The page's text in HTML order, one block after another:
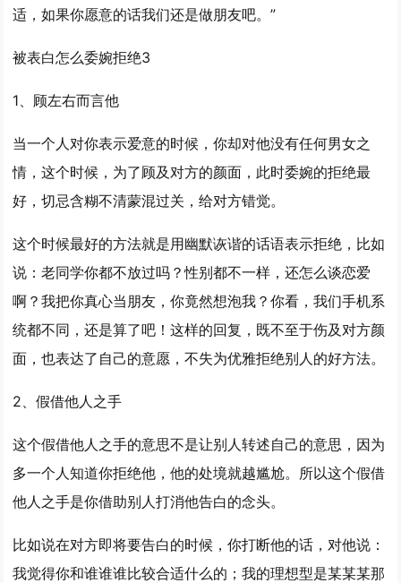
适，如果你愿意的话我们还是做朋友吧。”
被表白怎么委婉拒绝3
1、顾左右而言他
当一个人对你表示爱意的时候，你却对他没有任何男女之
情，这个时候，为了顾及对方的颜面，此时委婉的拒绝最
好，切忌含糊不清蒙混过关，给对方错觉。
这个时候最好的方法就是用幽默诙谐的话语表示拒绝，比如
说：老同学你都不放过吗？性别都不一样，还怎么谈恋爱
啊？我把你真心当朋友，你竟然想泡我？你看，我们手机系
统都不同，还是算了吧！这样的回复，既不至于伤及对方颜
面，也表达了自己的意愿，不失为优雅拒绝别人的好方法。
2、假借他人之手
这个假借他人之手的意思不是让别人转述自己的意思，因为
多一个人知道你拒绝他，他的处境就越尴尬。所以这个假借
他人之手是你借助别人打消他告白的念头。
比如说在对方即将要告白的时候，你打断他的话，对他说：
我觉得你和谁谁谁比较合适什么的；我的理想型是某某某那